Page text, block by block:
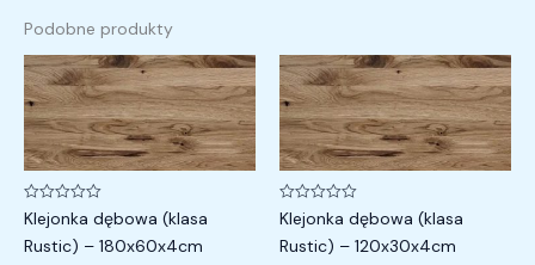
Podobne produkty
Oceniono
0
na
5
Klejonka dębowa (klasa
Rustic) – 180x60x4cm
Oceniono
0
na
5
Klejonka dębowa (klasa
Rustic) – 120x30x4cm